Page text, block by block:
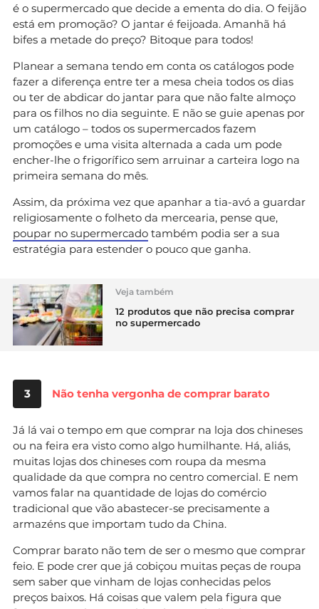
é o supermercado que decide a ementa do dia. O feijão
está em promoção? O jantar é feijoada. Amanhã há
bifes a metade do preço? Bitoque para todos!
Planear a semana tendo em conta os catálogos pode
fazer a diferença entre ter a mesa cheia todos os dias
ou ter de abdicar do jantar para que não falte almoço
para os filhos no dia seguinte. E não se guie apenas por
um catálogo – todos os supermercados fazem
promoções e uma visita alternada a cada um pode
encher-lhe o frigorífico sem arruinar a carteira logo na
primeira semana do mês.
Assim, da próxima vez que apanhar a tia-avó a guardar
religiosamente o folheto da mercearia, pense que,
poupar no supermercado também podia ser a sua
estratégia para estender o pouco que ganha.
Veja também
12 produtos que não precisa comprar
no supermercado
3 Não tenha vergonha de comprar barato
Já lá vai o tempo em que comprar na loja dos chineses
ou na feira era visto como algo humilhante. Há, aliás,
muitas lojas dos chineses com roupa da mesma
qualidade da que compra no centro comercial. E nem
vamos falar na quantidade de lojas do comércio
tradicional que vão abastecer-se precisamente a
armazéns que importam tudo da China.
Comprar barato não tem de ser o mesmo que comprar
feio. E pode crer que já cobiçou muitas peças de roupa
sem saber que vinham de lojas conhecidas pelos
preços baixos. Há coisas que valem pela figura que